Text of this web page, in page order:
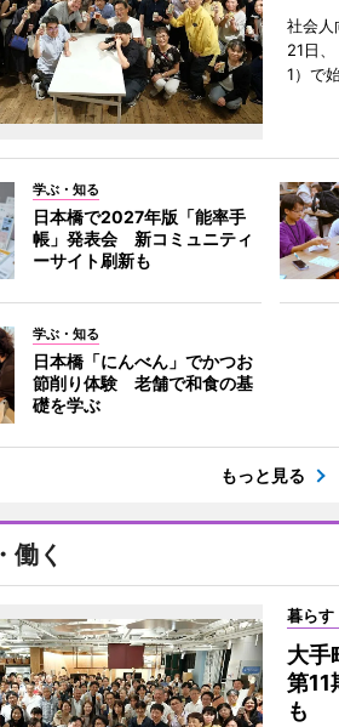
社会人
21日
1）で
学ぶ・知る
日本橋で2027年版「能率手
帳」発表会 新コミュニティ
ーサイト刷新も
学ぶ・知る
日本橋「にんべん」でかつお
節削り体験 老舗で和食の基
礎を学ぶ
もっと見る
働く
暮らす
大手
第
も